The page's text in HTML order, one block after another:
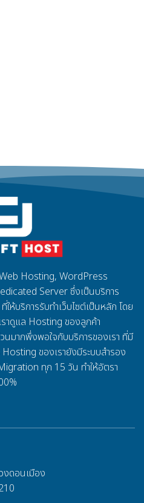
Hosting, WordPress
Serverซึ่งเป็นบริการ
ห้บริการรับทำเว็บไซต์เป็นหลัก โดย
าดูแล Hosting ของลูกค้า
นมากพึ่งพอใจกับบริการของเรา ที่มี
ของเรายังมีระบบสำรอง
ทุก 15 วัน ทำให้อัตรา
ดอนเมือง